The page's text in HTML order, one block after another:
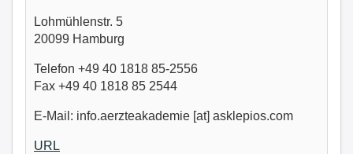
Lohmühlenstr. 5
20099 Hamburg
Telefon +49 40 1818 85-2556
Fax +49 40 1818 85 2544
E-Mail: info.aerzteakademie [at] asklepios.com
URL